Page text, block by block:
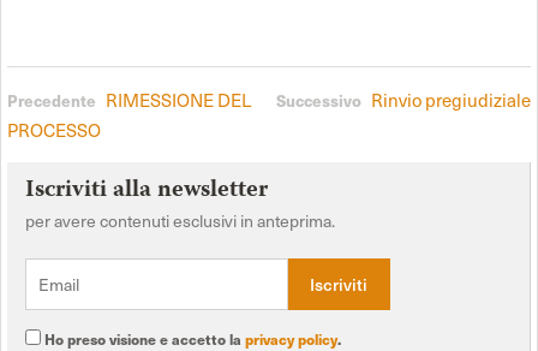
Precedente RIMESSIONE DEL
PROCESSO
Successivo Rinvio pregiudiziale
Iscriviti alla newsletter
per avere contenuti esclusivi in anteprima.
Ho preso visione e accetto la privacy policy.